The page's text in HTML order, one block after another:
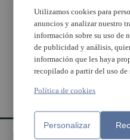
Diverfest trae a
València a uno de los
mejores carteles de
humoristas españoles
Utilizamos cookies para
anuncios y analizar nuestro
información sobre su uso de
de publicidad y análisis,
información que les haya
recopilado a partir del uso de
Política de cookies
Personalizar